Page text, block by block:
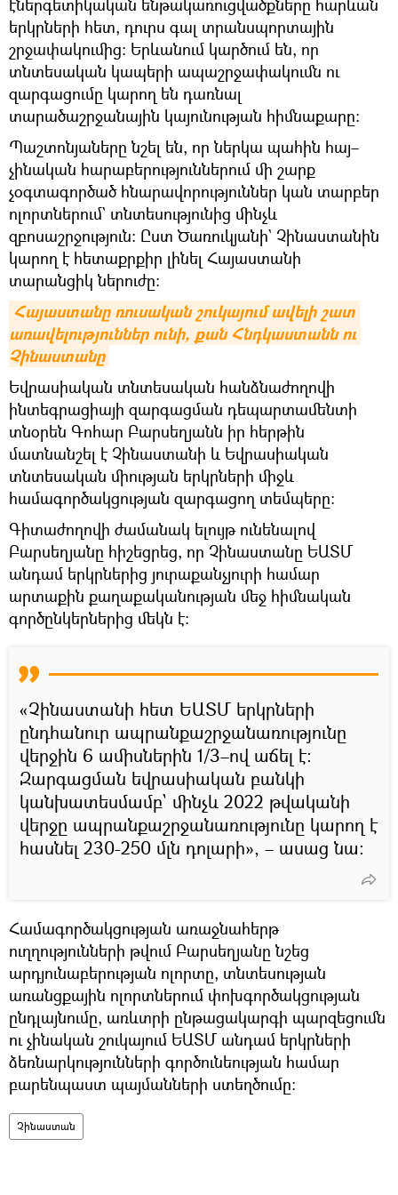
երկրների հետ, դուրս գալ տրանսպորտային
շրջափակումից։ Երևանում կարծում են, որ
տնտեսական կապերի ապաշրջափակումն ու
զարգացումը կարող են դառնալ
տարածաշրջանային կայունության հիմնաքարը։
Պաշտոնյաները նշել են, որ ներկա պահին հայ–
չինական հարաբերություններում մի շարք
չօգտագործած հնարավորություններ կան տարբեր
ոլորտներում` տնտեսությունից մինչև
զբոսաշրջություն։ Ըստ Ծառուկյանի` Չինաստանին
կարող է հետաքրքիր լինել Հայաստանի
տարանցիկ ներուժը։
Հայաստանը ռուսական շուկայում ավելի շատ
առավելություններ ունի, քան Հնդկաստանն ու
Չինաստանը
Եվրասիական տնտեսական հանձնաժողովի
ինտեգրացիայի զարգացման դեպարտամենտի
տնօրեն Գոհար Բարսեղյանն իր հերթին
մատնանշել է Չինաստանի և Եվրասիական
տնտեսական միության երկրների միջև
համագործակցության զարգացող տեմպերը։
Գիտաժողովի ժամանակ ելույթ ունենալով
Բարսեղյանը հիշեցրեց, որ Չինաստանը ԵԱՏՄ
անդամ երկրներից յուրաքանչյուրի համար
արտաքին քաղաքականության մեջ հիմնական
գործընկերներից մեկն է։
«Չինաստանի հետ ԵԱՏՄ երկրների
ընդհանուր ապրանքաշրջանառությունը
վերջին 6 ամիսներին 1/3–ով աճել է։
Զարգացման եվրասիական բանկի
կանխատեսմամբ` մինչև 2022 թվականի
վերջը ապրանքաշրջանառությունը կարող է
հասնել 230-250 մլն դոլարի», – ասաց նա։
Համագործակցության առաջնահերթ
ուղղությունների թվում Բարսեղյանը նշեց
արդյունաբերության ոլորտը, տնտեսության
առանցքային ոլորտներում փոխգործակցության
ընդլայնումը, առևտրի ընթացակարգի պարզեցումն
ու չինական շուկայում ԵԱՏՄ անդամ երկրների
ձեռնարկությունների գործունեության համար
բարենպաստ պայմանների ստեղծումը։
Չինաստան